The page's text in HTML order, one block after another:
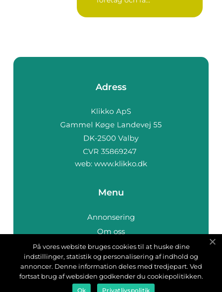
Adress
web: www.klikko.dk
Menu
Annonsering
Om oss
Cookies
Kontakta oss
Sitemap
På vores website bruges cookies til at huske dine
indstillinger, statistik og personalisering af indhold og
annoncer. Denne information deles med tredjepart. Ved
fortsat brug af websiden godkender du cookiepolitikken.
Ok Privatlivspolitik